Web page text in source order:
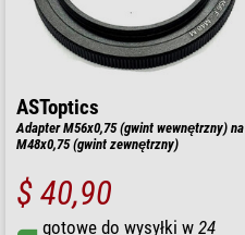
ASToptics
Adapter M56x0,75 (gwint wewnętrzny) na
M48x0,75 (gwint zewnętrzny)
$ 40,90
gotowe do wysyłki w 24